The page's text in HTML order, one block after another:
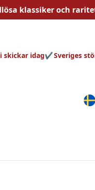
klassiker och
skickar idag Sveriges